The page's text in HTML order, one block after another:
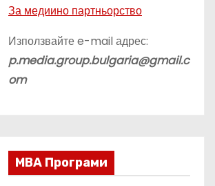
За медиино партньорство
Използвайте e-mail адрес:
p.media.group.bulgaria@gmail.c
om
МВА Програми